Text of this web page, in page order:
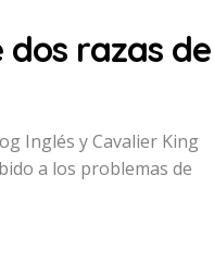
razas de
Inglés y Cavalier King
a los problemas de